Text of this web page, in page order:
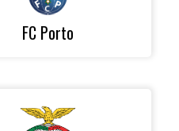
FC Porto